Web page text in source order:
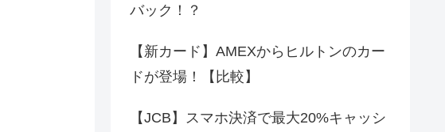
バック！？
【新カード】AMEXからヒルトンのカー
ドが登場！【比較】
【JCB】スマホ決済で最大20%キャッシ